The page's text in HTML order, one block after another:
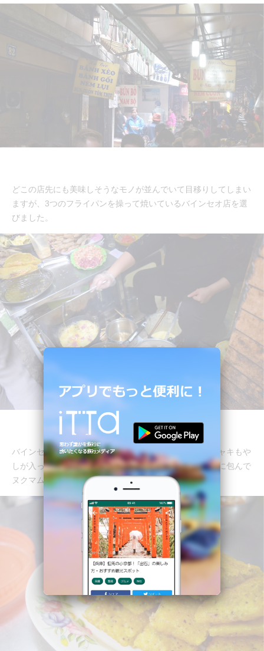
どこの店先にも美味しそうなモノが並んでいて目移りしてしまい
ますが、3つのフライパンを操って焼いているバインセオ店を選
びました。
バインセオはベトナム風クレープ。薄い生地にシャキシャキもや
しが入っています。それをライスペーパーで野菜と一緒に包んで
ヌクマムという漬けだれに漬けて食べます。